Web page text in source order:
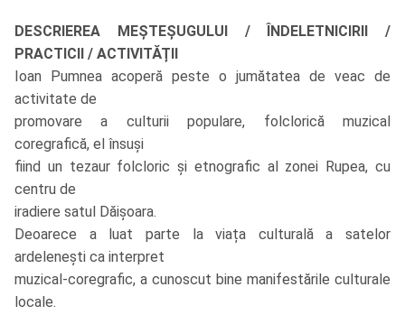
DESCRIEREA MEȘTEȘUGULUI / ÎNDELETNICIRII /
PRACTICII / ACTIVITĂȚII
Ioan Pumnea acoperă peste o jumătatea de veac de
activitate de
promovare a culturii populare, folclorică muzical
coregrafică, el însuși
fiind un tezaur folcloric și etnografic al zonei Rupea, cu
centru de
iradiere satul Dăișoara.
Deoarece a luat parte la viața culturală a satelor
ardelenești ca interpret
muzical-coregrafic, a cunoscut bine manifestările culturale
locale.